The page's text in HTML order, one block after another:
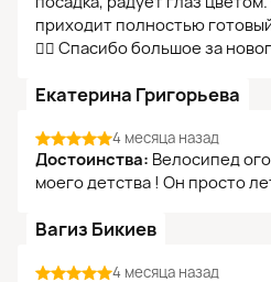
приходит полностью
👌🏼 Спасибо большое за
Екатерина Григорьева
4 месяца назад
Достоинства: Велосипед
моего детства ! Он просто
Вагиз Бикиев
4 месяца назад